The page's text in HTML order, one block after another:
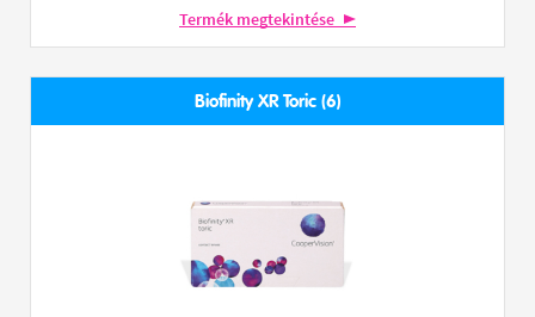
Termék megtekintése
Biofinity XR Toric (6)